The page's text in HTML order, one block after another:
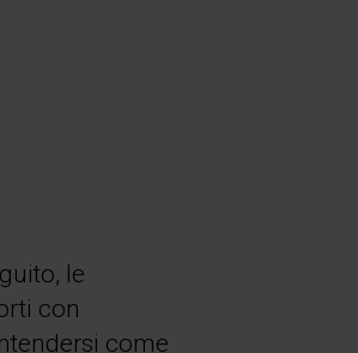
le
con
come